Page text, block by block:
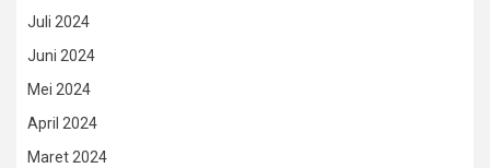
Juli 2024
Juni 2024
Mei 2024
April 2024
Maret 2024